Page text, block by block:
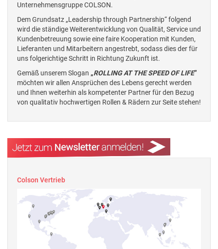
Unternehmensgruppe COLSON.
Dem Grundsatz „Leadership through Partnership“ folgend
wird die ständige Weiterentwicklung von Qualität, Service und
Kundenbetreuung sowie eine faire Kooperation mit Kunden,
Lieferanten und Mitarbeitern angestrebt, sodass dies der für
uns folgerichtige Schritt in Richtung Zukunft ist.
Gemäß unserem Slogan „ROLLING AT THE SPEED OF LIFE”
möchten wir allen Ansprüchen des Lebens gerecht werden
und Ihnen weiterhin als kompetenter Partner für den Bezug
von qualitativ hochwertigen Rollen & Rädern zur Seite stehen!
Colson Vertrieb